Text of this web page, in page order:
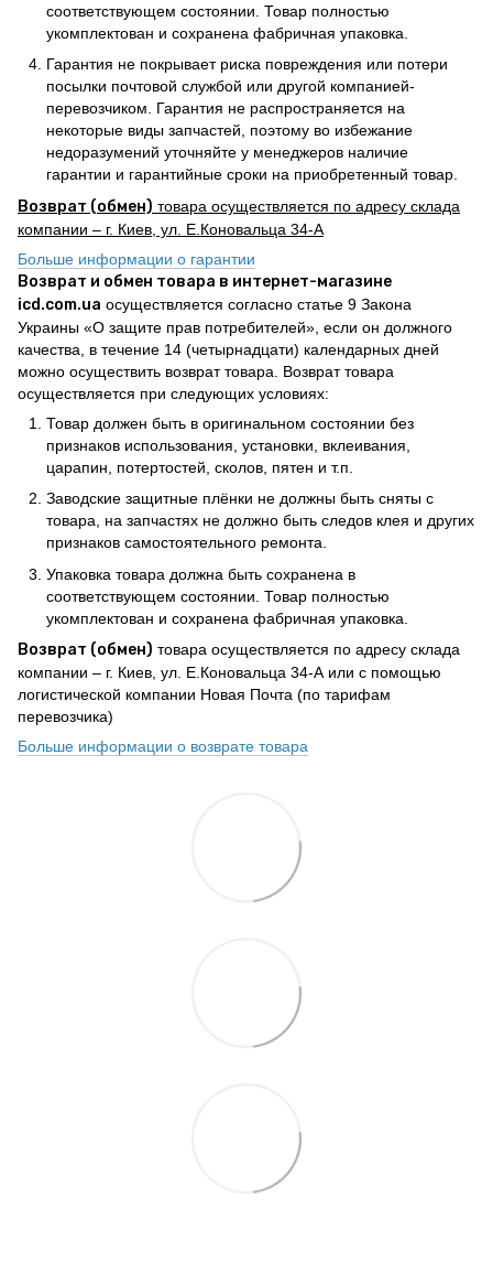
соответствующем состоянии. Товар полностью
укомплектован и сохранена фабричная упаковка.
Гарантия не покрывает риска повреждения или потери
посылки почтовой службой или другой компанией-
перевозчиком. Гарантия не распространяется на
некоторые виды запчастей, поэтому во избежание
недоразумений уточняйте у менеджеров наличие
гарантии и гарантийные сроки на приобретенный товар.
Возврат (обмен) товара осуществляется по адресу склада
компании – г. Киев, ул. Е.Коновальца 34-А
Больше информации о гарантии
Возврат и обмен товара в интернет-магазине
icd.com.ua осуществляется согласно статье 9 Закона
Украины «О защите прав потребителей», если он должного
качества, в течение 14 (четырнадцати) календарных дней
можно осуществить возврат товара. Возврат товара
осуществляется при следующих условиях:
Товар должен быть в оригинальном состоянии без
признаков использования, установки, вклеивания,
царапин, потертостей, сколов, пятен и т.п.
Заводские защитные плёнки не должны быть сняты с
товара, на запчастях не должно быть следов клея и других
признаков самостоятельного ремонта.
Упаковка товара должна быть сохранена в
соответствующем состоянии. Товар полностью
укомплектован и сохранена фабричная упаковка.
Возврат (обмен) товара осуществляется по адресу склада
компании – г. Киев, ул. Е.Коновальца 34-А или с помощью
логистической компании Новая Почта (по тарифам
перевозчика)
Больше информации о возврате товара